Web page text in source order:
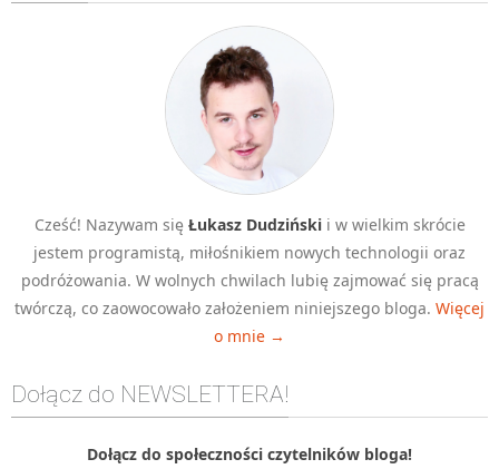
Algorytmy wyszukiwania
Inne
C++
Elementarz Java
Pascal
HTML 5
CSS 3
Django
PHP
Cześć! Nazywam się Łukasz Dudzińskii w wielkim skrócie
jestem programistą, miłośnikiem nowych technologii oraz
podróżowania. W wolnych chwilach lubię zajmować się pracą
twórczą, co zaowocowało założeniem niniejszego bloga. Więcej
o mnie →
Dołącz do NEWSLETTERA!
Dołącz do społeczności czytelników bloga!